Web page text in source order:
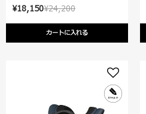
¥24,200
¥18,150
カートに入れる